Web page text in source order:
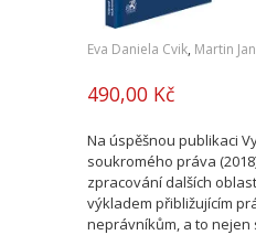
Eva Daniela Cvik, Martin
490,00 Kč
Na úspěšnou publikaci
soukromého práva
zpracování dalších
výkladem přibližujícím
neprávníkům, a to nejen